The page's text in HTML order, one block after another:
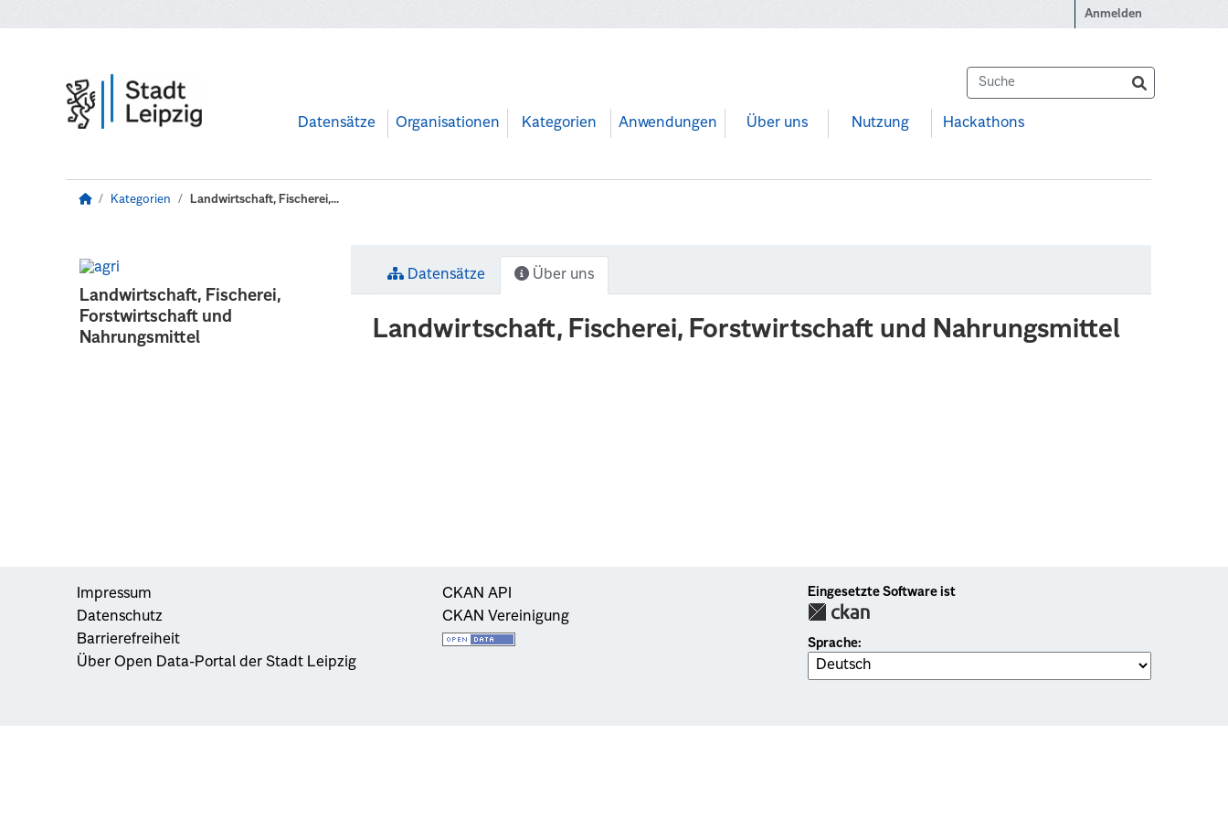
Anmelden
Datensätze Organisationen Kategorien Anwendungen Über uns Nutzung Hackathons
Kategorien Landwirtschaft, Fischerei,...
Landwirtschaft, Fischerei,
Forstwirtschaft und
Nahrungsmittel
Datensätze Über uns
Landwirtschaft, Fischerei, Forstwirtschaft und Nahrungsmittel
Impressum
Datenschutz
Barrierefreiheit
Über Open Data-Portal der Stadt Leipzig
CKAN API
CKAN Vereinigung
Eingesetzte Software ist
Sprache